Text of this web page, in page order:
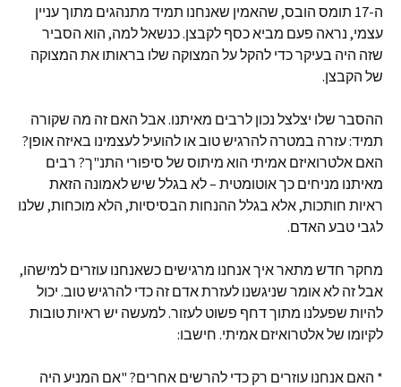
ה-17 תומס הובס, שהאמין שאנחנו תמיד מתנהגים מתוך עניין
עצמי, נראה פעם מביא כסף לקבצן. כנשאל למה, הוא הסביר
שזה היה בעיקר כדי להקל על המצוקה שלו בראותו את המצוקה
של הקבצן.
ההסבר שלו יצלצל נכון לרבים מאיתנו. אבל האם זה מה שקורה
תמיד: עזרה במטרה להרגיש טוב או להועיל לעצמינו באיזה אופן?
האם אלטרואיזם אמיתי הוא מיתוס של סיפורי התנ"ך? רבים
מאיתנו מניחים כך אוטומטית – לא בגלל שיש לאמונה הזאת
ראיות חותכות, אלא בגלל ההנחות הבסיסיות, הלא מוכחות, שלנו
לגבי טבע האדם.
מחקר חדש מתאר איך אנחנו מרגישים כשאנחנו עוזרים למישהו,
אבל זה לא אומר שניגשנו לעזרת אדם זה כדי להרגיש טוב. יכול
להיות שפעלנו מתוך דחף פשוט לעזור. למעשה יש ראיות טובות
לקיומו של אלטרואיזם אמיתי. חישבו:
* האם אנחנו עוזרים רק כדי להרשים אחרים? "אם המניע היה